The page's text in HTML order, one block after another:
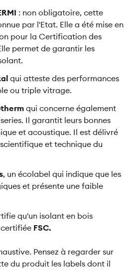
: non obligatoire, cette
par l'Etat. Elle a été mise en
pour la Certification des
permet de garantir les
qui atteste des performances
ou triple vitrage.
qui concerne également
Il garantit leurs bonnes
et acoustique. Il est délivré
et technique du
, un écolabel qui indique que les
et présente une faible
qu'un isolant en bois
FSC.
Pensez à regarder sur
du produit les labels dont il